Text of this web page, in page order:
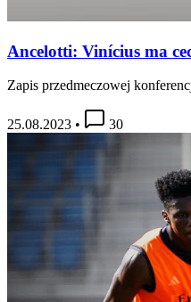
Ancelotti: Vinícius ma
Zapis przedmeczowej
25.08.2023 • 30